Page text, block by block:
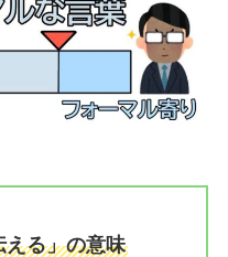
える」の意味